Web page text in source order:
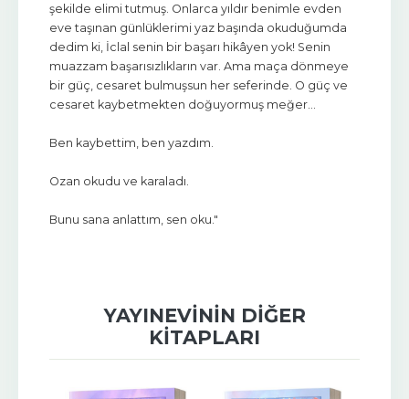
şekilde elimi tutmuş. Onlarca yıldır benimle evden
eve taşınan günlüklerimi yaz başında okuduğumda
dedim ki, İclal senin bir başarı hikâyen yok! Senin
muazzam başarısızlıkların var. Ama maça dönmeye
bir güç, cesaret bulmuşsun her seferinde. O güç ve
cesaret kaybetmekten doğuyormuş meğer…
Ben kaybettim, ben yazdım.
Ozan okudu ve karaladı.
Bunu sana anlattım, sen oku."
YAYINEVININ DIĞER
KITAPLARI